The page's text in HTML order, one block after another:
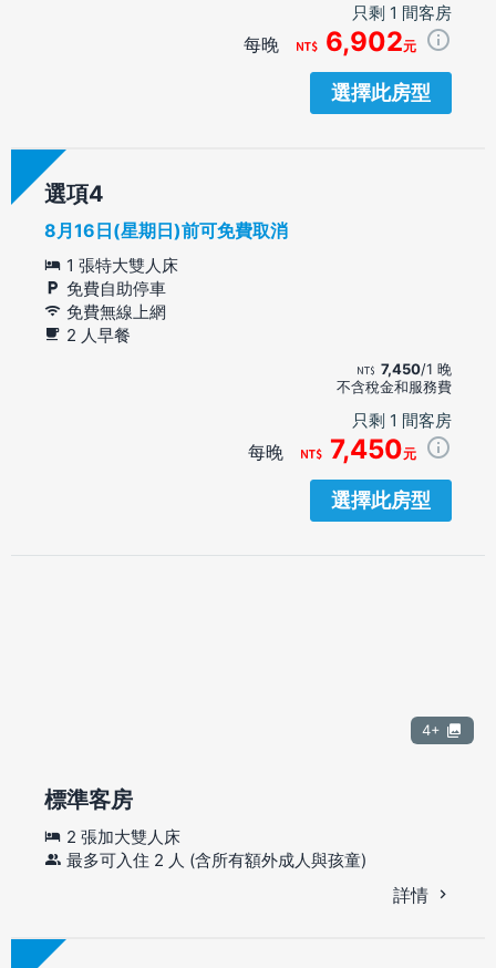
只剩 1 間客房
每晚 6,902元
選擇此房型
選項
8月16日(星期日)前可免費取消
1 張特大雙人床
免費自助停車
免費無線上網
2 人早餐
7,450/1 晚
不含稅金和服務費
只剩 1 間客房
每晚 7,450元
選擇此房型
4+
標準客房
2 張加大雙人床
最多可入住 2 人 (含所有額外成人與孩童)
詳情